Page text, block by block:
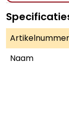
Artikelnummer
Naam